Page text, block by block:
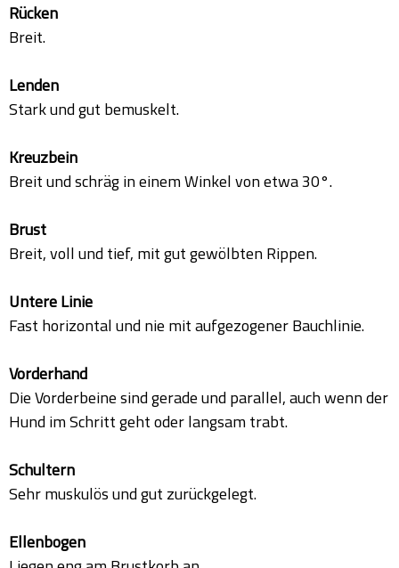
Rücken
Breit.
Lenden
Stark und gut bemuskelt.
Kreuzbein
Breit und schräg in einem Winkel von etwa 30°.
Brust
Breit, voll und tief, mit gut gewölbten Rippen.
Untere Linie
Fast horizontal und nie mit aufgezogener Bauchlinie.
Vorderhand
Die Vorderbeine sind gerade und parallel, auch wenn der
Hund im Schritt geht oder langsam trabt.
Schultern
Sehr muskulös und gut zurückgelegt.
Ellenbogen